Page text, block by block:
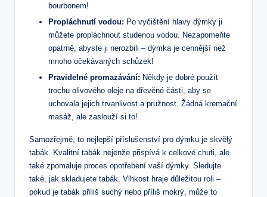
bourbonem!
Propláchnutí vodou: Po vyčištění hlavy dýmky ji
můžete propláchnout studenou vodou. Nezapomeňte
opatrně, abyste ji nerozbili – dýmka je cennější než
mnoho očekávaných schůzek!
Pravidelné promazávání: Někdy je dobré použít
trochu olivového oleje na dřevěné části, aby se
uchovala jejich trvanlivost a pružnost. Žádná kremační
masáž, ale zaslouží si to!
Samozřejmě, to nejlepší příslušenství pro dýmku je skvělý
tabák. Kvalitní tabák nejenže přispívá k celkové chuti, ale
také zpomaluje proces opotřebení vaší dýmky. Sledujte
také, jak skladujete tabák. Vlhkost hraje důležitou roli –
pokud je tabák příliš suchý nebo příliš mokrý, může to